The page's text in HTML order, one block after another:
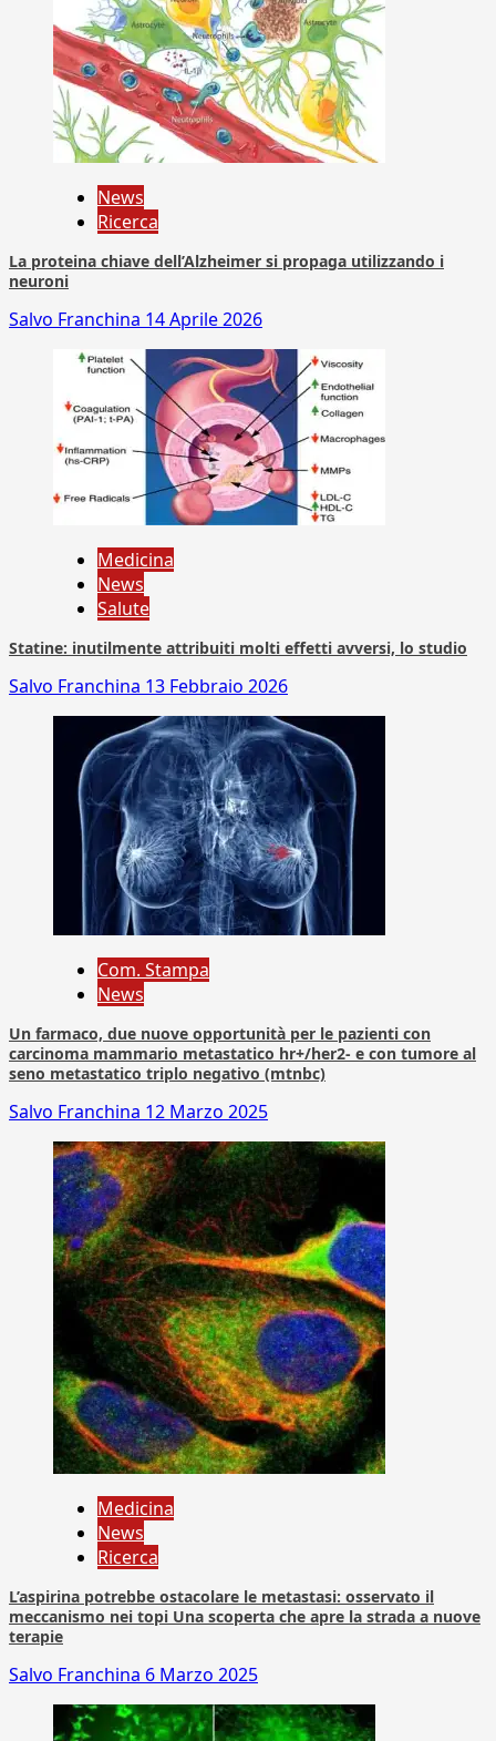
News
Ricerca
La proteina chiave dell’Alzheimer si propaga utilizzando i
neuroni
Salvo Franchina 14 Aprile 2026
Medicina
News
Salute
Statine: inutilmente attribuiti molti effetti avversi, lo studio
Salvo Franchina 13 Febbraio 2026
Com. Stampa
News
Un farmaco, due nuove opportunità per le pazienti con
carcinoma mammario metastatico hr+/her2- e con tumore al
seno metastatico triplo negativo (mtnbc)
Salvo Franchina 12 Marzo 2025
Medicina
News
Ricerca
L’aspirina potrebbe ostacolare le metastasi: osservato il
meccanismo nei topi Una scoperta che apre la strada a nuove
terapie
Salvo Franchina 6 Marzo 2025